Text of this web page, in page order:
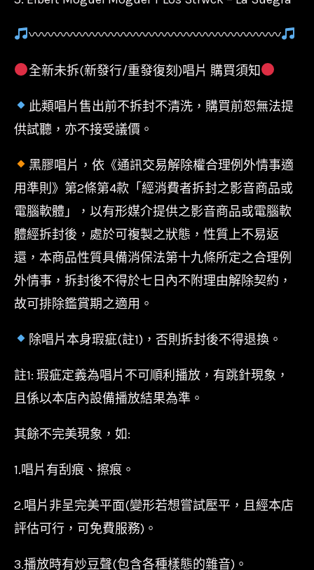
〰〰〰〰〰〰〰〰〰〰〰〰〰〰〰〰〰〰〰〰
全新未拆(新發行/重發復刻)唱片 購買須知
此類唱片售出前不拆封不清洗，購買前恕無法提
供試聽，亦不接受議價。
黑膠唱片，依《通訊交易解除權合理例外情事適
用準則》第2條第4款「經消費者拆封之影音商品或
電腦軟體」，以有形媒介提供之影音商品或電腦軟
體經拆封後，處於可複製之狀態，性質上不易返
還，本商品性質具備消保法第十九條所定之合理例
外情事，拆封後不得於七日內不附理由解除契約，
故可排除鑑賞期之適用。
除唱片本身瑕疵(註1)，否則拆封後不得退換。
註1: 瑕疵定義為唱片不可順利播放，有跳針現象，
且係以本店內設備播放結果為準。
其餘不完美現象，如:
1.唱片有刮痕、擦痕。
2.唱片非呈完美平面(變形若想嘗試壓平，且經本店
評估可行，可免費服務)。
3.播放時有炒豆聲(包含各種樣態的雜音)。